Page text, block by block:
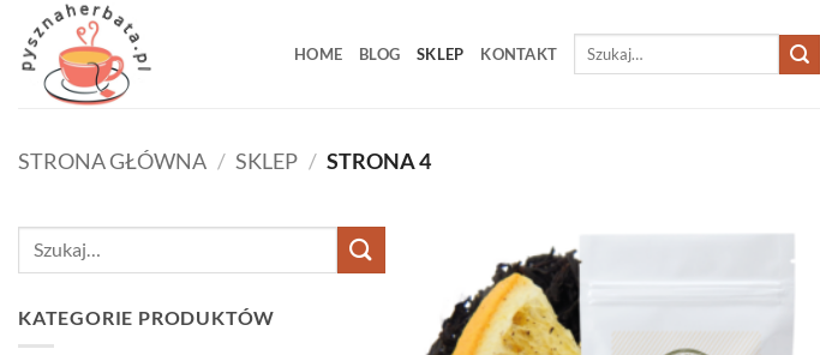
Przewiń
zawartości
HOME BLOG SKLEP KONTAKT
Szukaj:
STRONA GŁÓWNA / SKLEP / STRONA 4
Szukaj:
KATEGORIE PRODUKTÓW